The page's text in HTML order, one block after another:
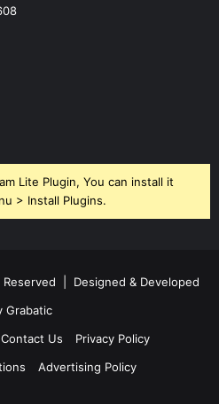
Lite Plugin, You can install it
> Install Plugins.
| Designed & Developed
Grabatic
Contact Us
Privacy Policy
Advertising Policy